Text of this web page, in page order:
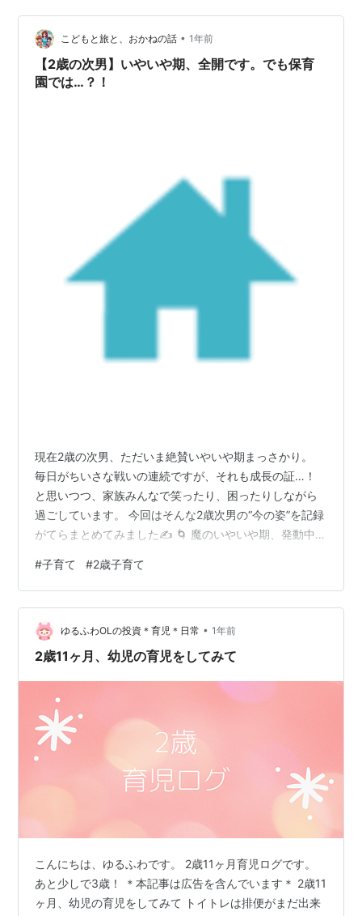
る 怒りは自然な感情ですが、その多くは「期待が裏切ら
れたとき」に生じます。「これくらいできるはず」「こ
うしてほしい」という親の期待が満たされな…
こどもと旅と、おかねの話 • 1年前
【2歳の次男】いやいや期、全開です。でも保育
園では…？！
現在2歳の次男、ただいま絶賛いやいや期まっさかり。
毎日がちいさな戦いの連続ですが、それも成長の証…！
と思いつつ、家族みんなで笑ったり、困ったりしながら
過ごしています。 今回はそんな2歳次男の“今の姿”を記録
がてらまとめてみました✍️ 🌀 魔のいやいや期、発動中
ナナ食べる？」と聞けば「いや！」でも5秒後には「バナ
ナ〜！！」と泣いてる…そんな毎日😂 特に困ったのが、
バナナがぽきっと折れたとき。「折れちゃった、ごめん
ね〜」と言うと、「ちがう！ちがーう！(ときをもどして
ー！)」と涙の訴え。 時を戻す魔法が欲しいと本気で思っ
#子育て #2歳子育て
ゆるふわOLの投資＊育児＊日常 • 1年前
2歳11ヶ月、幼児の育児をしてみて
こんにちは、ゆるふわです。 2歳11ヶ月育児ログです。
あと少しで3歳！ ＊本記事は広告を含んでいます＊ 2歳11
ヶ月、幼児の育児をしてみて トイトレは排便がまだ出来